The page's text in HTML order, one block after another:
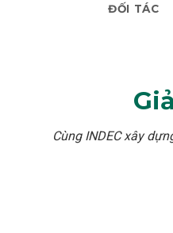
ĐỐI TÁC
Cùng INDEC xây